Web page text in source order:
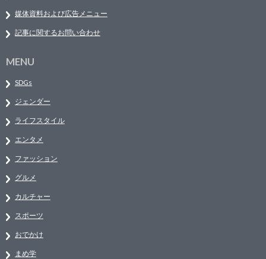
媒体資料および広告メニュー
記事に関するお問い合わせ
MENU
SDGs
ジェンダー
ライフスタイル
エンタメ
ファッション
グルメ
カルチャー
スポーツ
おでかけ
まめ学